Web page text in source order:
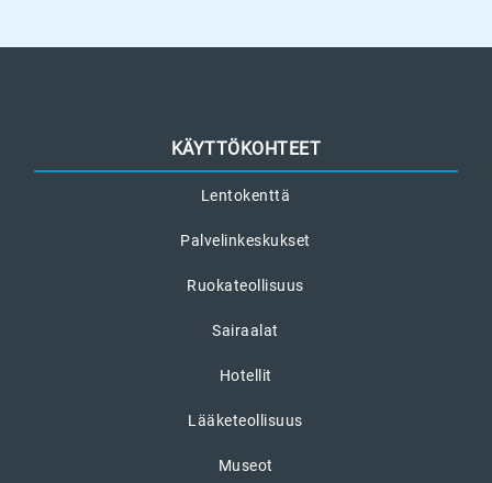
KÄYTTÖKOHTEET
Lentokenttä
Palvelinkeskukset
Ruokateollisuus
Sairaalat
Hotellit
Lääketeollisuus
Museot